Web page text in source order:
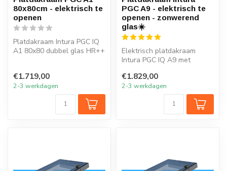
80x80cm - elektrisch te
openen
Platdakraam Intura PGC IQ
A1 80x80 dubbel glas HR++
€1.719,00
2-3 werkdagen
PGC A9 - elektrisch te
openen - zonwerend
glas☀️
Elektrisch platdakraam
Intura PGC IQ A9 met
eenvoudig met...
€1.829,00
2-3 werkdagen